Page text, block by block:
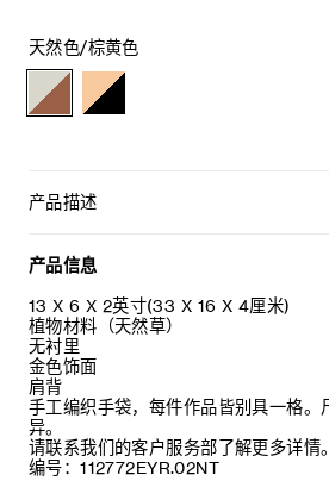
天然色/棕黄色
产品描述
异。
产品信息
13 X 6 X 2英寸(33 X 16 X 4厘米)
植物材料（天然草）
无衬里
金色饰面
肩背
手工编织手袋，每件作品皆别具一格。
异。
请联系我们的客户服务部了解更多详情。
编号：112772EYR.02NT